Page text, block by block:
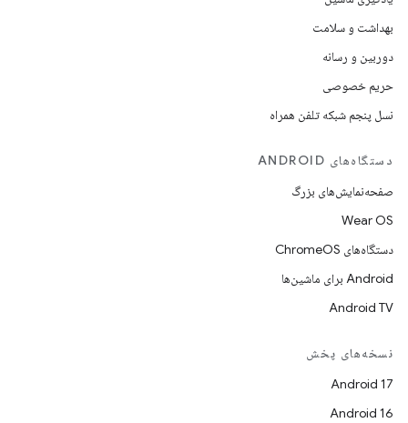
بهداشت و سلامت
دوربین و رسانه
حریم خصوصی
نسل پنجم شبکه تلفن همراه
دستگاه‌های ANDROID
صفحه‌نمایش‌های بزرگ
Wear OS
دستگاه‌های ChromeOS
Android برای ماشین‌ها
Android TV
نسخه‌های پخش
Android 17
Android 16